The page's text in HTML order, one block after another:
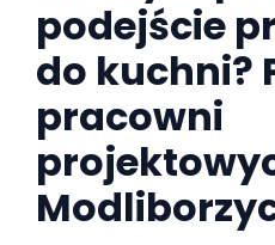
podejście
do kuchni?
pracowni